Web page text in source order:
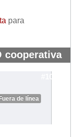
para
cooperativa
#10300
Fuera de línea